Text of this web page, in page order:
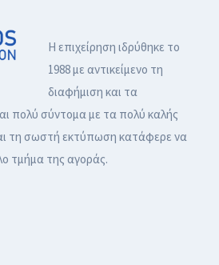
Η επιχείρηση ιδρύθηκε το
1988 με αντικείμενο τη
διαφήμιση και τα
πολύ σύντομα με τα πολύ καλής
τη σωστή εκτύπωση κατάφερε να
τμήμα της αγοράς.